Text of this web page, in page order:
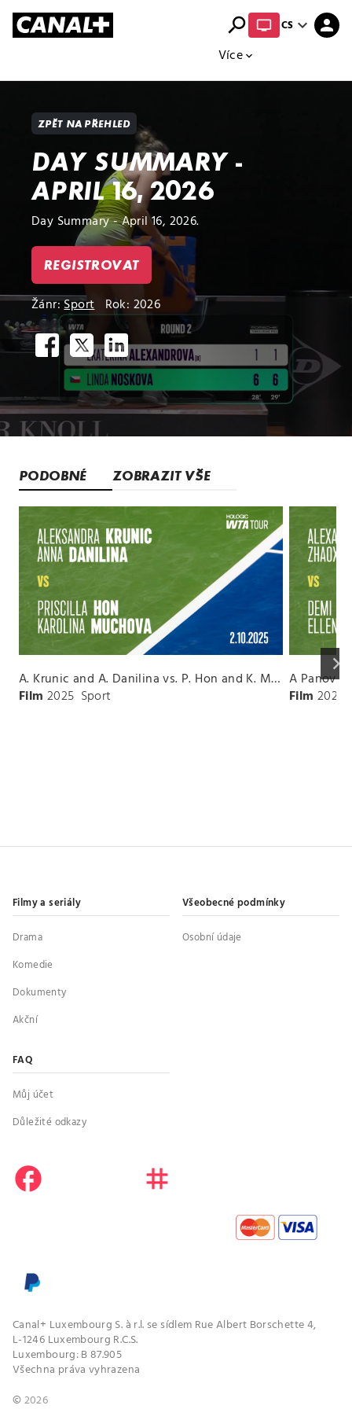
Více expand_more
search CS expand_more person
ZPĚT NA PŘEHLED
DAY SUMMARY -
APRIL 16, 2026
Day Summary - April 16, 2026.
REGISTROVAT
Žánr:Sport Rok: 2026
PODOBNÉ ZOBRAZIT VŠE
keyboard_arrow_right
A. Krunic and A. Danilina vs. P. Hon and K. Muchova Match Highlights - BEIJING_Capital Group Diamond ( October 02, 2025)
Film 2025 Sport Film 2026
Filmy a seriály
Drama
Komedie
Dokumenty
Akční
Všeobecné podmínky
Osobní údaje
FAQ
Můj účet
Důležité odkazy
facebook
instagram
Canal+ Luxembourg S. à r.l. se sídlem Rue Albert Borschette 4,
L-1246 Luxembourg R.C.S.
Luxembourg: B 87.905
Všechna práva vyhrazena
©2026